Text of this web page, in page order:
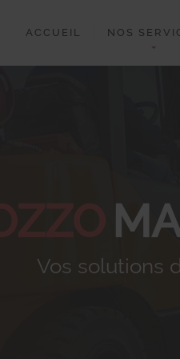
ACCUEIL NOS
Vos solutions